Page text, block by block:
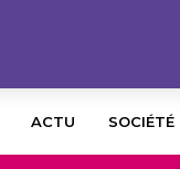
ACTU SOCIÉTÉ